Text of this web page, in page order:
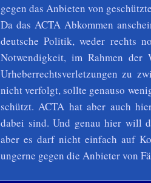
gegen das Anbieten von
Da das ACTA Abkommen
deutsche Politik, weder rechts
Notwendigkeit, im Rahmen
Urheberrechtsverletzungen zu
nicht verfolgt, sollte genauso
schützt. ACTA hat aber auch
dabei sind. Und genau hier will
aber es darf nicht einfach auf
ungerne gegen die Anbieter von